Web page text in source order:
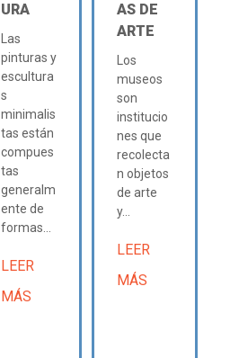
URA
Las
pinturas y
escultura
s
minimalis
tas están
compues
tas
generalm
ente de
formas...
LEER
MÁS
AS DE
ARTE
Los
museos
son
institucio
nes que
recolecta
n objetos
de arte
y...
LEER
MÁS